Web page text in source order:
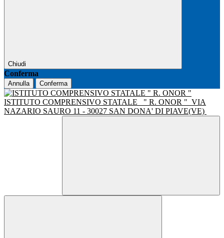
Chiudi
Conferma
Annulla Conferma
ISTITUTO COMPRENSIVO STATALE " R. ONOR " VIA
NAZARIO SAURO 11 - 30027 SAN DONA' DI PIAVE(VE)